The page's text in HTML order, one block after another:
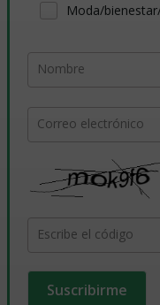
Moda/
Nombre
Correo electrónico
Escribe el código